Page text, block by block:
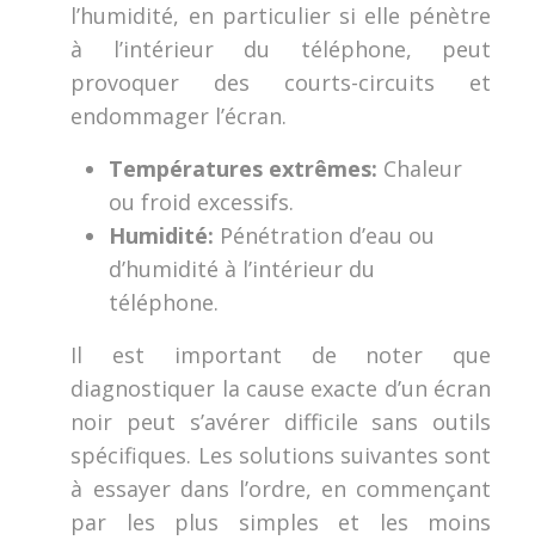
l’humidité, en particulier si elle pénètre
à l’intérieur du téléphone, peut
provoquer des courts-circuits et
endommager l’écran.
Températures extrêmes: Chaleur
ou froid excessifs.
Humidité: Pénétration d’eau ou
d’humidité à l’intérieur du
téléphone.
Il est important de noter que
diagnostiquer la cause exacte d’un écran
noir peut s’avérer difficile sans outils
spécifiques. Les solutions suivantes sont
à essayer dans l’ordre, en commençant
par les plus simples et les moins